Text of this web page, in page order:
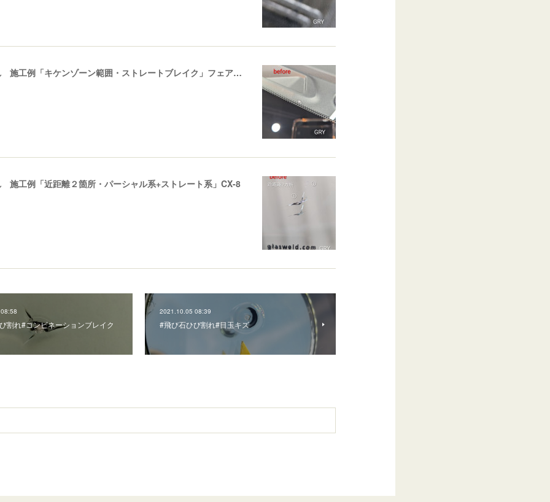
飛び石ひび割れ 施工例「キケンゾーン範囲・ストレートブレイク」フェアレディＺ
施工例「近距離２箇所・パーシャル系+ストレート系」CX-8
割れ#コンビネーションブレイク
2021.10.05 08:39
#飛び石ひび割れ#目玉キズ